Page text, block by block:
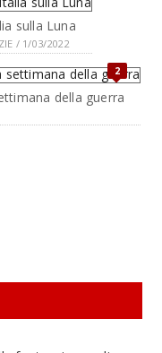
sulla Luna
/ 1/03/2022
2
della guerra